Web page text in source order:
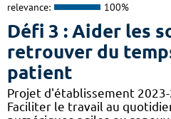
relevance: 100%
Défi 3 : Aider les
retrouver du
patient
Projet d'établissement
Faciliter le travail au